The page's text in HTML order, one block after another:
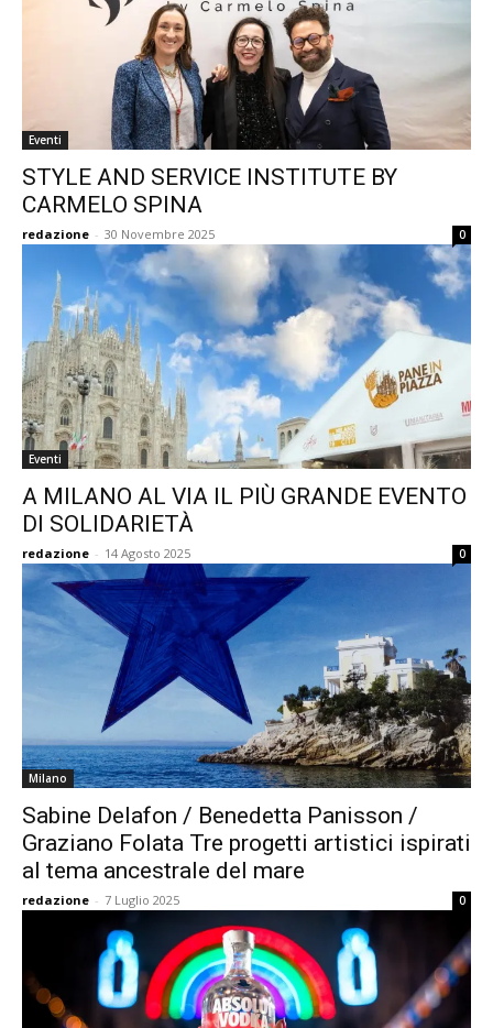
Eventi
STYLE AND SERVICE INSTITUTE BY
CARMELO SPINA
redazione - 30 Novembre 2025 0
Eventi
A MILANO AL VIA IL PIÙ GRANDE EVENTO
DI SOLIDARIETÀ
redazione - 14 Agosto 2025 0
Milano
Sabine Delafon / Benedetta Panisson /
Graziano Folata Tre progetti artistici ispirati
al tema ancestrale del mare
redazione - 7 Luglio 2025 0